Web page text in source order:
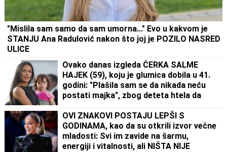
"Mislila sam samo da sam umorna..." Evo u kakvom je
STANJU Ana Radulović nakon što joj je POZILO NASRED
ULICE
Ovako danas izgleda ĆERKA SALME
HAJEK (59), koju je glumica dobila u 41.
godini: "Plašila sam se da nikada neću
postati majka", zbog deteta htela da
napusti glumu, a danas je Valentina
njena najveća kritičarka
OVI ZNAKOVI POSTAJU LEPŠI S
GODINAMA, kao da su otkrili izvor večne
mladosti: Svi im zavide na šarmu,
energiji i vitalnosti, ali NIŠTA NIJE